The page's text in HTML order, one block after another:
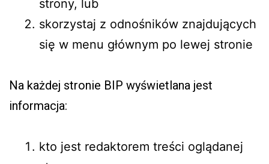
strony, lub
skorzystaj z odnośników znajdujących
się w menu głównym po lewej stronie
Na każdej stronie BIP wyświetlana jest
informacja:
kto jest redaktorem treści oglądanej